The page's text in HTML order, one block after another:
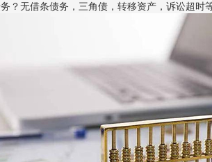
？无借条债务，三角债，转移资产，诉讼超时